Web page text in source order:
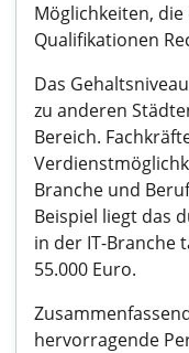
Möglichkeiten,
Qualifikationen
Das
zu anderen
Bereich.
Branche und
Beispiel liegt das
in der IT-Branche
55.000 Euro.
hervorragende